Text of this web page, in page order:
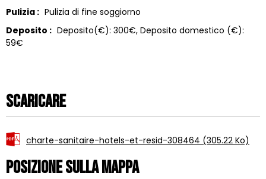
Pulizia : Pulizia di fine soggiorno
Deposito : Deposito(€): 300€ Deposito domestico (€):
59€
Scaricare
charte-sanitaire-hotels-et-resid-308464 (305.22 Ko)
Posizione sulla mappa